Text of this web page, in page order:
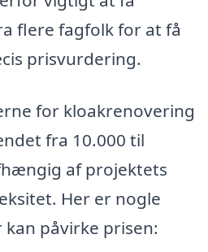
flere fagfolk for at få
prisvurdering.
for kloakrenovering
fra 10.000 til
af projektets
Her er nogle
påvirke prisen: